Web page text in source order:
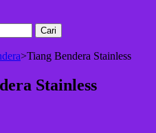
>Tiang Bendera Stainless
Stainless